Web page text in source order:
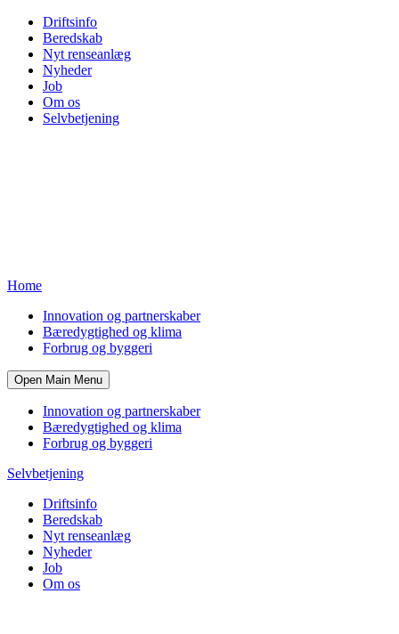
Driftsinfo
Beredskab
Nyt renseanlæg
Nyheder
Job
Om os
Selvbetjening
Home
Innovation og partnerskaber
Bæredygtighed og klima
Forbrug og byggeri
Open Main Menu
Innovation og partnerskaber
Bæredygtighed og klima
Forbrug og byggeri
Selvbetjening
Driftsinfo
Beredskab
Nyt renseanlæg
Nyheder
Job
Om os